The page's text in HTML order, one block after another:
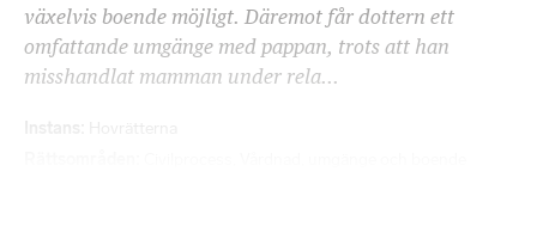
växelvis boende möjligt. Däremot får dottern ett
omfattande umgänge med pappan, trots att han
misshandlat mamman under rela...